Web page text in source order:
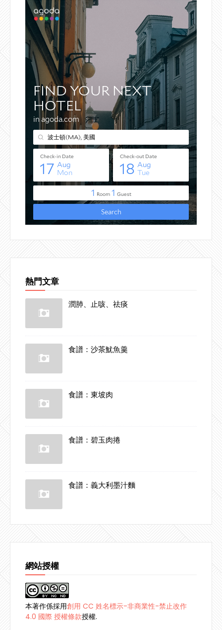
熱門文章
潤肺、止咳、祛痰
食譜：沙茶魷魚羹
食譜：東坡肉
食譜：碧玉肉捲
食譜：義大利墨汁麵
網站授權
本著作係採用創用 CC 姓名標示-非商業性-禁止改作
4.0 國際 授權條款授權.